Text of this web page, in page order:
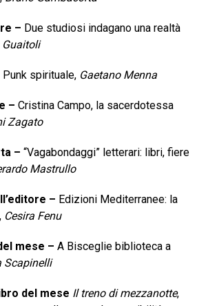
– Due studiosi indagano una realtà
Punk spirituale, Gaetano Menna
– Cristina Campo, la sacerdotessa
Zagato
– “Vagabondaggi” letterari: libri, fiere
Mastrullo
– Edizioni Mediterranee: la
Cesira Fenu
mese – A Bisceglie biblioteca a
Scapinelli
del mese Il treno di mezzanotte,